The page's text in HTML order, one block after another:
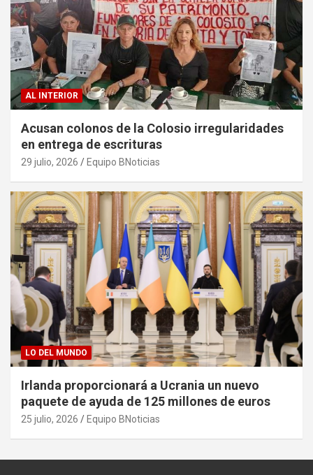
AL INTERIOR
Acusan colonos de la Colosio irregularidades
en entrega de escrituras
29 julio, 2026 Equipo BNoticias
LO DEL MUNDO
Irlanda proporcionará a Ucrania un nuevo
paquete de ayuda de 125 millones de euros
25 julio, 2026 Equipo BNoticias